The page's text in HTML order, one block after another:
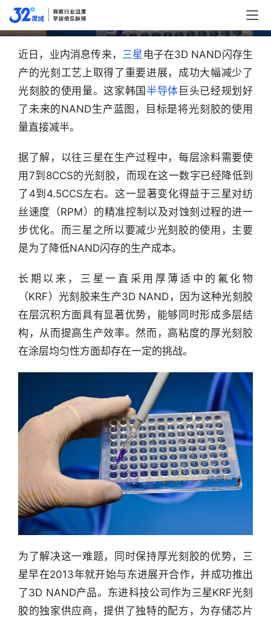
大的是供应商
近日，业内消息传来， 三星 电子在3D NAND闪存生
产的光刻工艺上取得了重要进展，成功大幅减少了
光刻胶的使用量。这家韩国 半导体 巨头已经规划好
了未来的NAND生产蓝图，目标是将光刻胶的使用
量直接减半。
据了解，以往三星在生产过程中，每层涂料需要使
用7到8CCS的光刻胶，而现在这一数字已经降低到
了4到4.5CCS左右。这一显著变化得益于三星对纺
丝速度（RPM）的精准控制以及对蚀刻过程的进一
步优化。而三星之所以要减少光刻胶的使用，主要
是为了降低NAND闪存的生产成本。
长期以来，三星一直采用厚薄适中的氟化物
（KRF）光刻胶来生产3D NAND，因为这种光刻胶
在层沉积方面具有显著优势，能够同时形成多层结
构，从而提高生产效率。然而，高粘度的厚光刻胶
在涂层均匀性方面却存在一定的挑战。
为了解决这一难题，同时保持厚光刻胶的优势，三
星早在2013年就开始与东进展开合作，并成功推出
了3D NAND产品。东进科技公司作为三星KRF光刻
胶的独家供应商，提供了独特的配方，为存储芯片